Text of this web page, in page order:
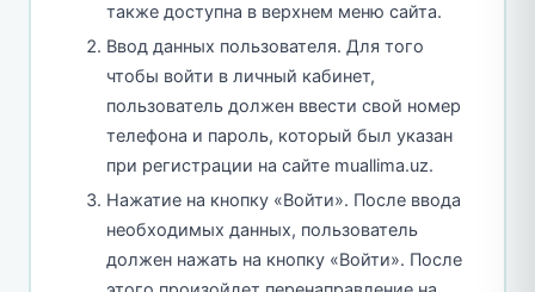
также доступна в верхнем меню сайта.
Ввод данных пользователя. Для того
чтобы войти в личный кабинет,
пользователь должен ввести свой номер
телефона и пароль, который был указан
при регистрации на сайте muallima.uz.
Нажатие на кнопку «Войти». После ввода
необходимых данных, пользователь
должен нажать на кнопку «Войти». После